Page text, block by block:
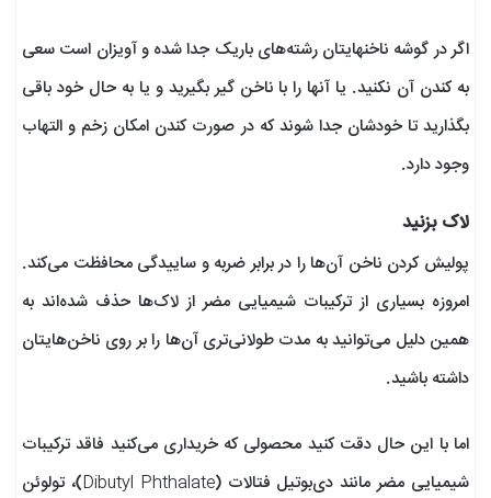
اگر در گوشه ناخنهایتان رشته‌های باریک جدا شده و آویزان است سعی
به کندن آن نکنید. یا آنها را با ناخن گیر بگیرید و یا به حال خود باقی
بگذارید تا خودشان جدا شوند که در صورت کندن امکان زخم و التهاب
وجود دارد.
لاک بزنید
پولیش کردن ناخن‌ آن‌ها را در برابر ضربه و ساییدگی محافظت می‌کند.
امروزه بسیاری از ترکیبات شیمیایی مضر از لاک‌ها حذف شده‌اند به
همین دلیل می‌توانید به مدت طولانی‌تری آن‌ها را بر روی ناخن‌هایتان
داشته باشید.
اما با این حال دقت کنید محصولی که خریداری می‌کنید فاقد ترکیبات
شیمیایی مضر مانند دی‌بوتیل فتالات (Dibutyl Phthalate)، تولوئن